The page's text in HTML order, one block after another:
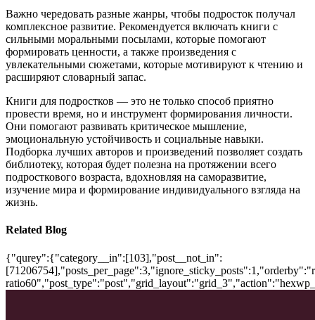
Важно чередовать разные жанры, чтобы подросток получал
комплексное развитие. Рекомендуется включать книги с
сильными моральными посылами, которые помогают
формировать ценности, а также произведения с
увлекательными сюжетами, которые мотивируют к чтению и
расширяют словарный запас.
Книги для подростков — это не только способ приятно
провести время, но и инструмент формирования личности.
Они помогают развивать критическое мышление,
эмоциональную устойчивость и социальные навыки.
Подборка лучших авторов и произведений позволяет создать
библиотеку, которая будет полезна на протяжении всего
подросткового возраста, вдохновляя на саморазвитие,
изучение мира и формирование индивидуального взгляда на
жизнь.
Related Blog
{"qurey":{"category__in":[103],"post__not_in":